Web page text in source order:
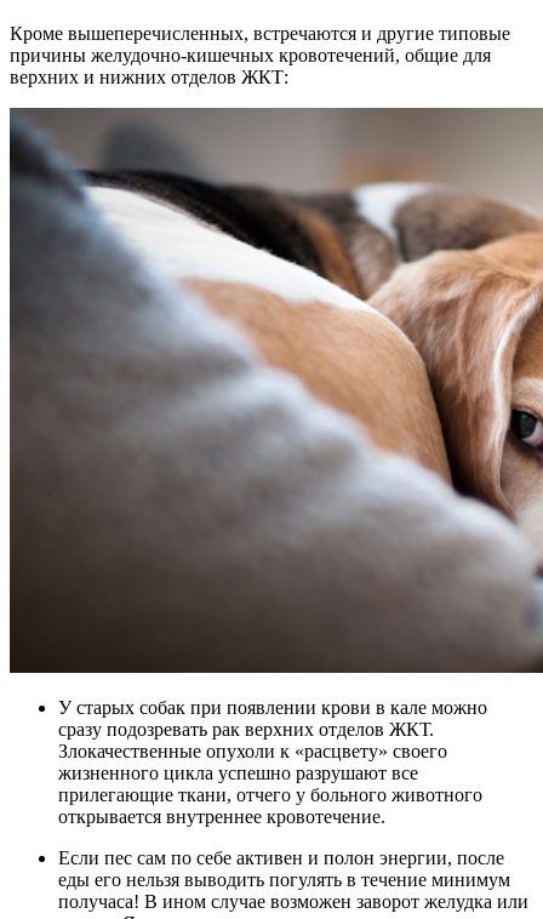
Кроме вышеперечисленных, встречаются и другие типовые
причины желудочно-кишечных кровотечений, общие для
верхних и нижних отделов ЖКТ:
У старых собак при появлении крови в кале можно
сразу подозревать рак верхних отделов ЖКТ.
Злокачественные опухоли к «расцвету» своего
жизненного цикла успешно разрушают все
прилегающие ткани, отчего у больного животного
открывается внутреннее кровотечение.
Если пес сам по себе активен и полон энергии, после
еды его нельзя выводить погулять в течение минимум
получаса! В ином случае возможен заворот желудка или